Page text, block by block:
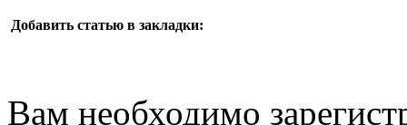
Добавить статью в закладки:
Вам необходимо